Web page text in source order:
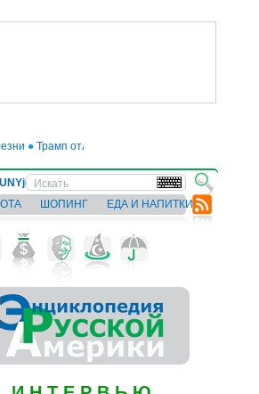
отложил введение 50-процентных пошлин на
ВЕСТИ ИЗ УКРАИНЫ
ШОПИНГ ЕДА И НАПИТКИ